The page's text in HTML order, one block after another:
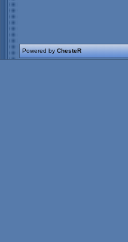
Powered byChesteR